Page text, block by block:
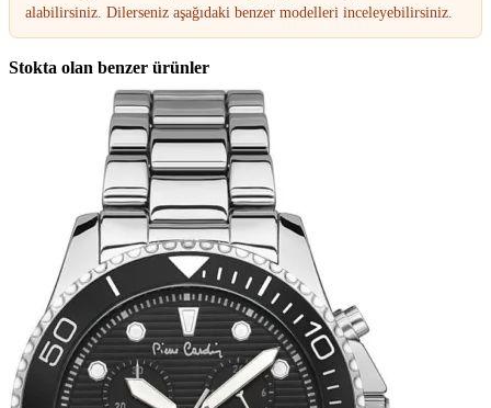
alabilirsiniz. Dilerseniz aşağıdaki benzer modelleri inceleyebilirsiniz.
Stokta olan benzer ürünler